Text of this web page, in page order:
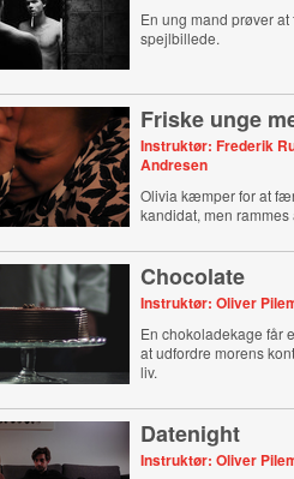
En ung mand prøver at
spejlbillede.
Friske unge
Instruktør: Frederik
Andresen
Olivia kæmper for at
kandidat, men rammes
Chocolate
Instruktør: Oliver
En chokoladekage får
at udfordre morens
liv.
Datenight
Instruktør: Oliver